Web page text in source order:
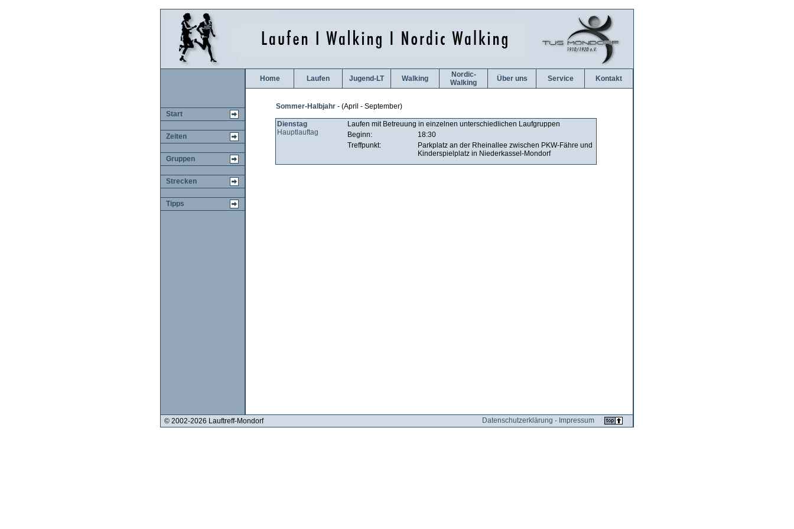
Start
Zeiten
Gruppen
Strecken
Tipps
Home Laufen Jugend-LT Walking
Nordic-
Walking
Über uns Service Kontakt
Sommer-Halbjahr - (April - September)
Dienstag
Hauptlauftag
Laufen mit Betreuung in einzelnen unterschiedlichen Laufgruppen
Beginn:
18:30
Treffpunkt:
Parkplatz an der Rheinallee zwischen PKW-Fähre und
Kinderspielplatz in Niederkassel-Mondorf
Datenschutzerklärung · Impressum
© 2002-2026 Lauftreff-Mondorf